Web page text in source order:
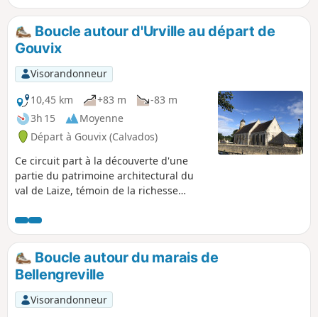
Boucle autour d'Urville au départ de
Gouvix
Visorandonneur
10,45 km
+83 m
-83 m
3h 15
Moyenne
Départ à Gouvix (Calvados)
Ce circuit part à la découverte d'une
partie du patrimoine architectural du
val de Laize, témoin de la richesse
pour ses tanneries et ses mines de fer.
Boucle autour du marais de
Bellengreville
Visorandonneur